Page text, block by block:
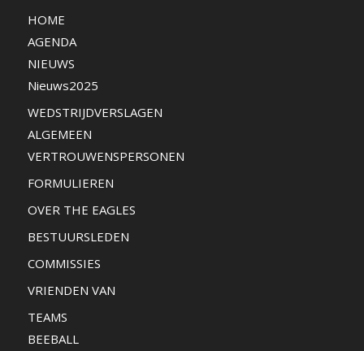
HOME
AGENDA
NIEUWS
Nieuws2025
WEDSTRIJDVERSLAGEN
ALGEMEEN
VERTROUWENSPERSONEN
FORMULIEREN
OVER THE EAGLES
BESTUURSLEDEN
COMMISSIES
VRIENDEN VAN
TEAMS
BEEBALL